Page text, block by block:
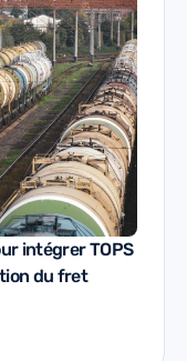
intégrer TOPS
du fret